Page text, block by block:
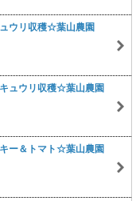
ウリ収穫☆葉山農園
ュウリ収穫☆葉山農園
ー＆トマト☆葉山農園